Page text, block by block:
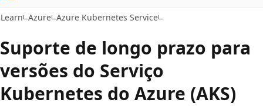
Learn Azure Azure Kubernetes Service
Suporte de longo prazo para
versões do Serviço
Kubernetes do Azure (AKS)